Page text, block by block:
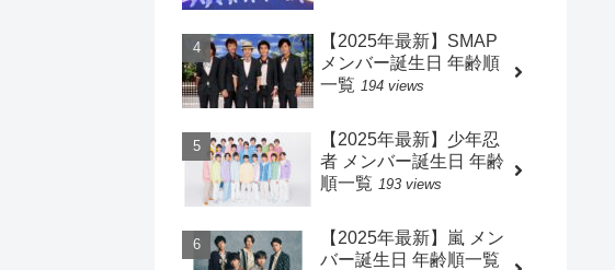
【2025年最新】SMAP
メンバー誕生日 年齢順
一覧 194 views
【2025年最新】少年忍
者 メンバー誕生日 年齢
順一覧 193 views
【2025年最新】嵐 メン
バー誕生日 年齢順一覧